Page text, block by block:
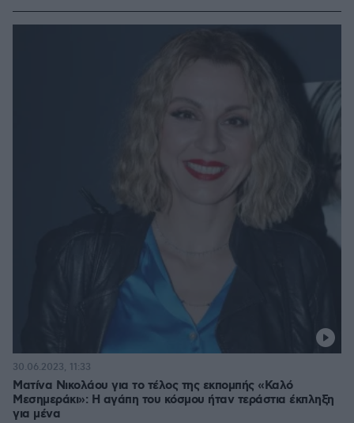
Ματίνα Νικολάου για το τέλος της εκπομπής «Καλό
Μεσημεράκι»: Η αγάπη του κόσμου ήταν τεράστια έκπληξη
για μένα
30.06.2023, 11:33